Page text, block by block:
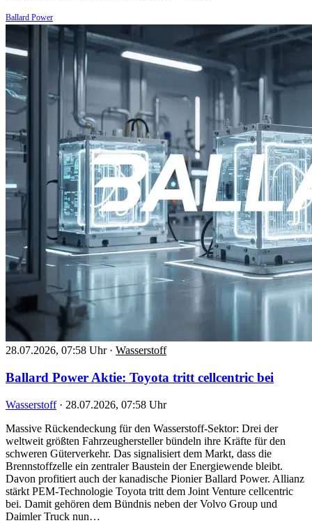
Ballard Power
28.07.2026, 07:58 Uhr · Wasserstoff
Ballard Power Aktie: Toyota tritt cellcentric bei
Wasserstoff · 28.07.2026, 07:58 Uhr
Massive Rückendeckung für den Wasserstoff-Sektor: Drei der
weltweit größten Fahrzeughersteller bündeln ihre Kräfte für den
schweren Güterverkehr. Das signalisiert dem Markt, dass die
Brennstoffzelle ein zentraler Baustein der Energiewende bleibt.
Davon profitiert auch der kanadische Pionier Ballard Power. Allianz
stärkt PEM-Technologie Toyota tritt dem Joint Venture cellcentric
bei. Damit gehören dem Bündnis neben der Volvo Group und
Daimler Truck nun…